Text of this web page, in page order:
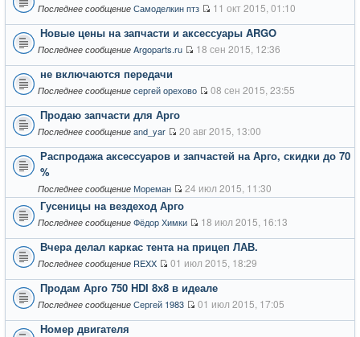
Последнее сообщение Самоделкин птз 11 окт 2015, 01:10
Новые цены на запчасти и аксессуары ARGO
Последнее сообщение Argoparts.ru 18 сен 2015, 12:36
не включаются передачи
Последнее сообщение сергей орехово 08 сен 2015, 23:55
Продаю запчасти для Арго
Последнее сообщение and_yar 20 авг 2015, 13:00
Распродажа аксессуаров и запчастей на Арго, скидки до 70
%
Последнее сообщение Мореман 24 июл 2015, 11:30
Гусеницы на вездеход Арго
Последнее сообщение Фёдор Химки 18 июл 2015, 16:13
Вчера делал каркас тента на прицеп ЛАВ.
Последнее сообщение REXX 01 июл 2015, 18:29
Продам Арго 750 HDI 8х8 в идеале
Последнее сообщение Сергей 1983 01 июл 2015, 17:05
Номер двигателя